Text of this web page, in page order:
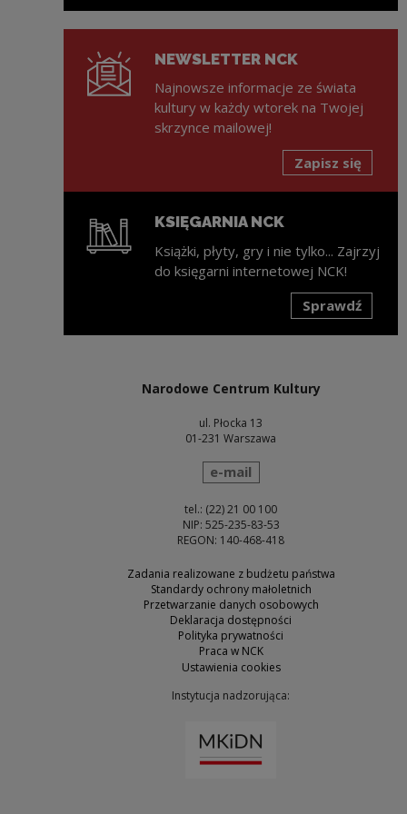
NEWSLETTER NCK
Najnowsze informacje ze świata
kultury w każdy wtorek na Twojej
skrzynce mailowej!
Zapisz się
KSIĘGARNIA NCK
Książki, płyty, gry i nie tylko... Zajrzyj
do księgarni internetowej NCK!
Sprawdź
Narodowe Centrum Kultury
ul. Płocka 13
01-231 Warszawa
wyślij wiadomość
e-mail
tel.: (22) 21 00 100
NIP: 525-235-83-53
REGON: 140-468-418
Zadania realizowane z budżetu państwa
Standardy ochrony małoletnich
Przetwarzanie danych osobowych
Deklaracja dostępności
Polityka prywatności
Praca w NCK
Ustawienia cookies
Instytucja nadzorująca: